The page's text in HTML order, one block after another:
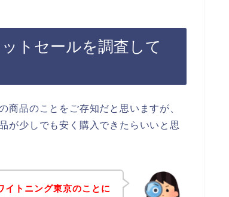
トセールを調査して
商品のことをご存知だと思いますが、
が少しでも安く購入できたらいいと思
イトニング東京のことに